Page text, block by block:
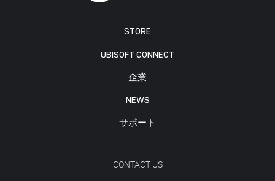
STORE
UBISOFT CONNECT
企業
NEWS
サポート
CONTACT US